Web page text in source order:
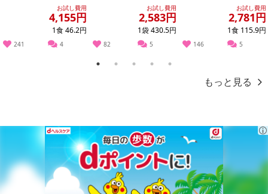
※発送予定日は前後する場合がございます。また商品によって発送
日が異なります。
※dショッピングサンプル百貨店よりお届けする商品は、ご利用いた
だいた後のご感想をいただくことを目的としており、転売等は固く
厚コーンポタージュ /
お試し費用
4,155円
1食 46.2円
241 4
お試し費用
2,583円
1袋 430.5円
82 5
タージュ カップ 25.3g
お試し費用
2,781円
1食 115.9円
146 5
1 2 3 4 5
もっと見る